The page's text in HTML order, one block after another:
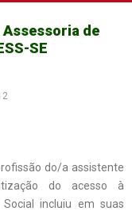
Assessoria de
SE
do/a assistente
do acesso à
incluiu em suas